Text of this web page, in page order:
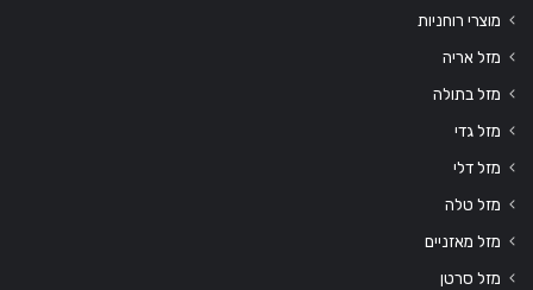
מוצרי רוחניות
מזל אריה
מזל בתולה
מזל גדי
מזל דלי
מזל טלה
מזל מאזניים
מזל סרטן